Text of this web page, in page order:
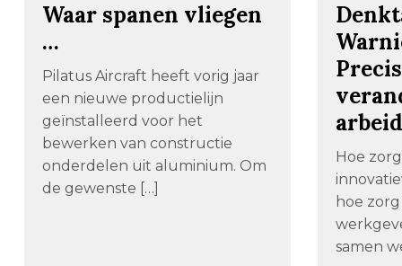
Waar spanen vliegen
…
Pilatus Aircraft heeft vorig jaar
een nieuwe productielijn
geïnstalleerd voor het
bewerken van constructie
onderdelen uit aluminium. Om
de gewenste […]
Hoe
hoe
samen